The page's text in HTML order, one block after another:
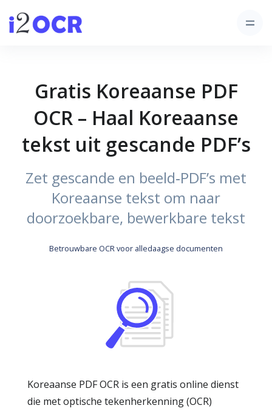
Gratis Koreaanse PDF
OCR – Haal Koreaanse
tekst uit gescande PDF’s
Zet gescande en beeld‑PDF’s met
Koreaanse tekst om naar
doorzoekbare, bewerkbare tekst
Betrouwbare OCR voor alledaagse documenten
Koreaanse PDF OCR is een gratis online dienst
die met optische tekenherkenning (OCR)